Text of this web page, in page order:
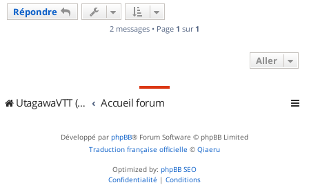
Répondre
2 messages • Page 1 sur 1
Aller
UtagawaVTT (Randos VTT et VTTAE avec traces GPS) Accueil forum
Développé par phpBB® Forum Software © phpBB Limited
Traduction française officielle © Qiaeru
Optimized by: phpBB SEO
Confidentialité | Conditions